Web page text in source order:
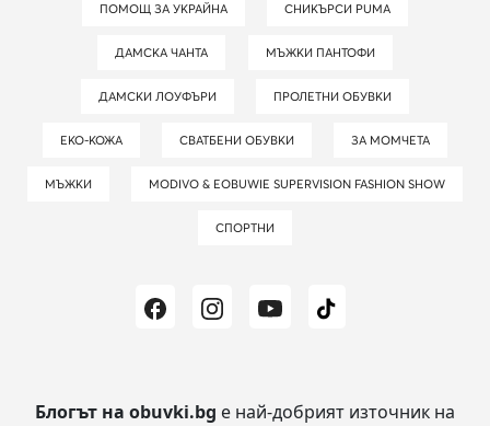
ПОМОЩ ЗА УКРАЙНА СНИКЪРСИ PUMA
ДАМСКА ЧАНТА МЪЖКИ ПАНТОФИ
ДАМСКИ ЛОУФЪРИ ПРОЛЕТНИ ОБУВКИ
ЕКО-КОЖА СВАТБЕНИ ОБУВКИ ЗА МОМЧЕТА
МЪЖКИ MODIVO & EOBUWIE SUPERVISION FASHION SHOW
СПОРТНИ
Блогът на obuvki.bg е най-добрият източник на